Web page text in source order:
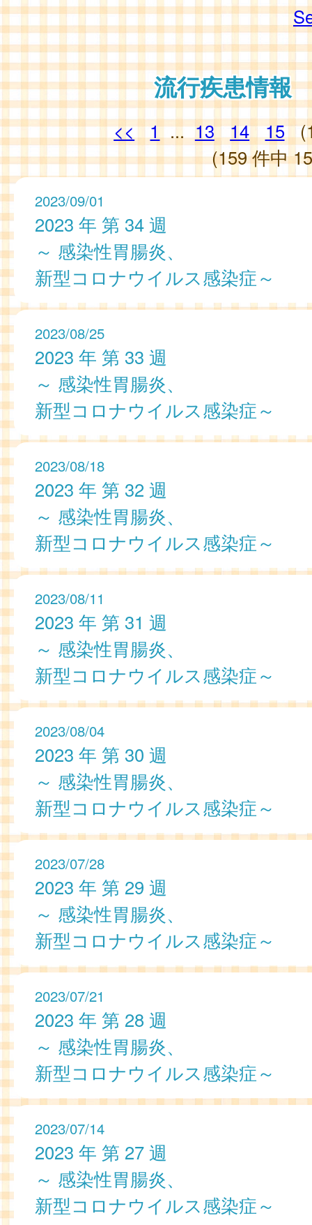
流行疾患情報
<< 1 ... 13 14 15
(159 件中
2023/09/01
2023 年 第 34 週
～ 感染性胃腸炎、
新型コロナウイルス感染症～
2023/08/25
2023 年 第 33 週
～ 感染性胃腸炎、
新型コロナウイルス感染症～
2023/08/18
2023 年 第 32 週
～ 感染性胃腸炎、
新型コロナウイルス感染症～
2023/08/11
2023 年 第 31 週
～ 感染性胃腸炎、
新型コロナウイルス感染症～
2023/08/04
2023 年 第 30 週
～ 感染性胃腸炎、
新型コロナウイルス感染症～
2023/07/28
2023 年 第 29 週
～ 感染性胃腸炎、
新型コロナウイルス感染症～
2023/07/21
2023 年 第 28 週
～ 感染性胃腸炎、
新型コロナウイルス感染症～
2023/07/14
2023 年 第 27 週
～ 感染性胃腸炎、
新型コロナウイルス感染症～